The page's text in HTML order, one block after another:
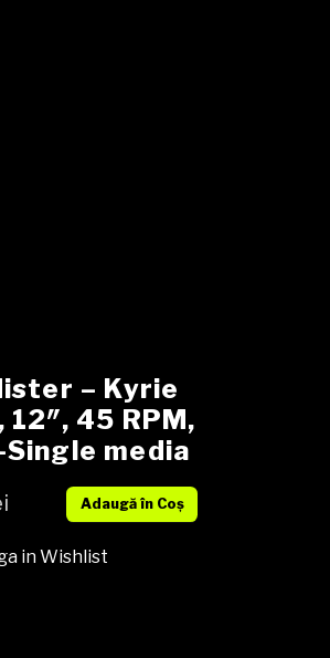
– Kyrie
12″, 45 RPM,
media
NM (SH)
Adaugă în Coș
in Wishlist